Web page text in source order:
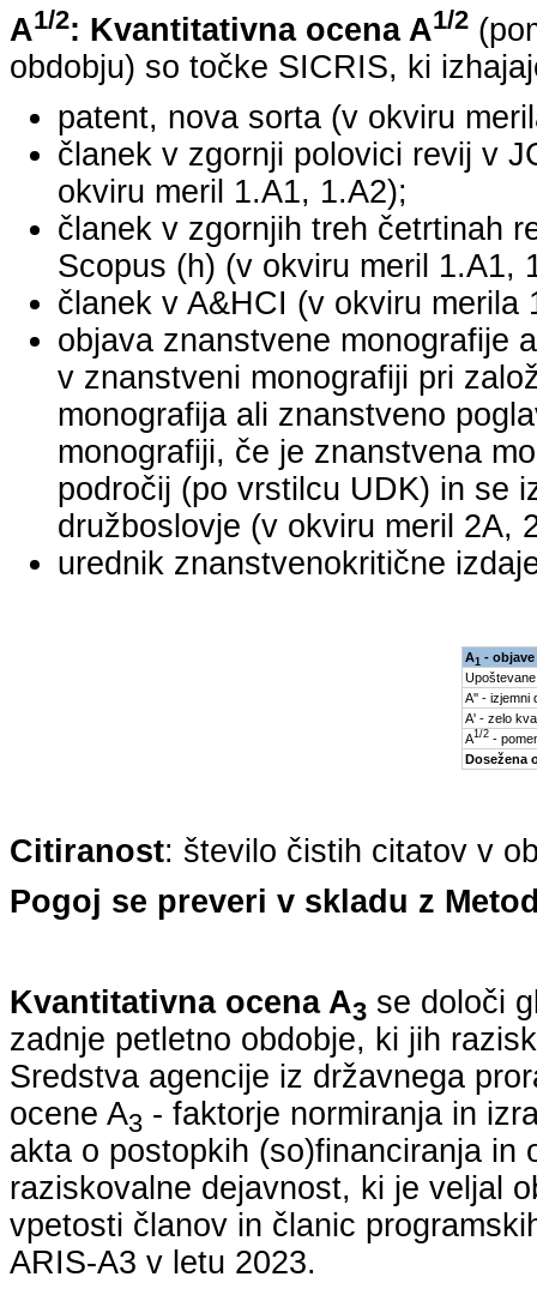
A1/2: Kvantitativna ocena A1/2
obdobju) so točke SICRIS, ki
patent, nova sorta (v okviru
članek v zgornji polovici revij v
okviru meril 1.A1, 1.A2);
članek v zgornjih treh četrtinah
Scopus (h) (v okviru meril 1.A1,
članek v A&HCI (v okviru merila
objava znanstvene monografije
v znanstveni monografiji pri
monografija ali znanstveno
monografiji, če je znanstvena
področij (po vrstilcu UDK) in se
družboslovje (v okviru meril 2A,
urednik znanstvenokritične
A1 - objave
A'' - izjemni
A' - zelo
A1/2-
Dosežena
Citiranost: število čistih citatov v
Pogoj se preveri v skladu z
Kvantitativna ocena A3 se določi
zadnje petletno obdobje, ki jih
Sredstva agencije iz državnega
ocene A3 - faktorje normiranja in
akta o postopkih (so)financiranja in
raziskovalne dejavnost, ki je veljal
vpetosti članov in članic
ARIS-A3 v letu 2023.